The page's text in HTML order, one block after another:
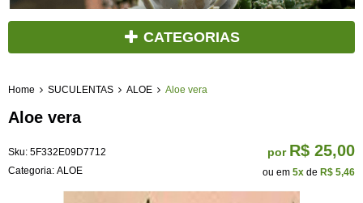
CATEGORIAS
Home SUCULENTAS ALOE Aloe vera
Aloe vera
Sku: 5F332E09D7712
Categoria: ALOE
por R$ 25,00
ou em 5x de R$ 5,46